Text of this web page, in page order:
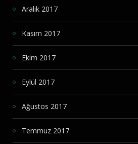
Aralık 2017
Kasım 2017
Ekim 2017
Eylül 2017
Ağustos 2017
Temmuz 2017